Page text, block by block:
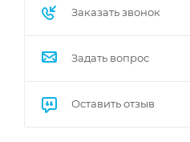
Заказать звонок
Задать вопрос
Оставить отзыв